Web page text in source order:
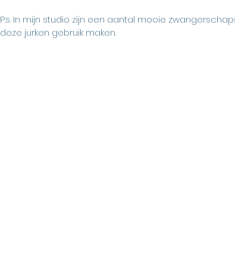
P.s. In mijn studio zijn een aantal mooie
deze jurken gebruik maken.